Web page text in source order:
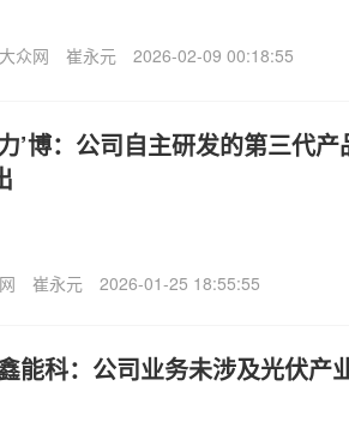
众网 崔永元 2026-02-09 00:18:55
’博：公司自主研发的第三代
崔永元 2026-01-25 18:55:55
能科：公司业务未涉及光伏产